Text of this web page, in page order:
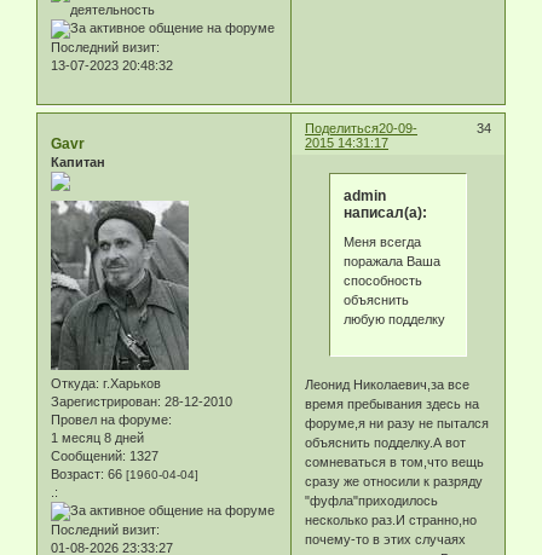
Последний визит:
13-07-2023 20:48:32
Поделиться 34
20-09-
2015 14:31:17
Gavr
Капитан
Откуда: г.Харьков
Зарегистрирован: 28-12-2010
Провел на форуме:
1 месяц 8 дней
Сообщений: 1327
Возраст: 66 [1960-04-04]
.:
Последний визит:
01-08-2026 23:33:27
admin
написал(а):
Меня всегда
поражала Ваша
способность
объяснить
любую подделку
Леонид Николаевич,за все
время пребывания здесь на
форуме,я ни разу не пытался
объяснить подделку.А вот
сомневаться в том,что вещь
сразу же относили к разряду
"фуфла"приходилось
несколько раз.И странно,но
почему-то в этих случаях